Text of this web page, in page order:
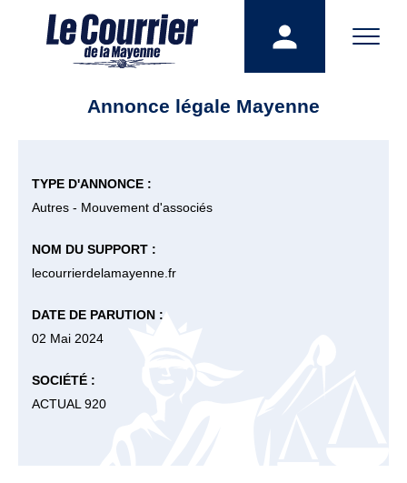
Annonce légale Mayenne
TYPE D'ANNONCE :
Autres - Mouvement d'associés
NOM DU SUPPORT :
lecourrierdelamayenne.fr
DATE DE PARUTION :
02 Mai 2024
SOCIÉTÉ :
ACTUAL 920